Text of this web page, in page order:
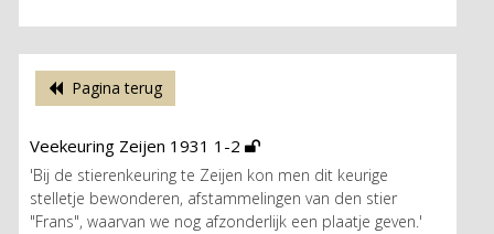
Pagina terug
Veekeuring Zeijen 1931 1-2
'Bij de stierenkeuring te Zeijen kon men dit keurige
stelletje bewonderen, afstammelingen van den stier
"Frans", waarvan we nog afzonderlijk een plaatje geven.'